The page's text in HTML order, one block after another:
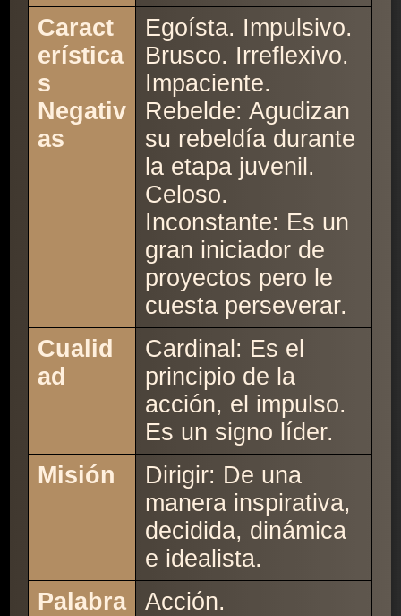
Caract
erística
s
Negativ
as
Egoísta. Impulsivo.
Brusco. Irreflexivo.
Impaciente.
Rebelde: Agudizan
su rebeldía durante
la etapa juvenil.
Celoso.
Inconstante: Es un
gran iniciador de
proyectos pero le
cuesta perseverar.
Cualid
ad
Cardinal: Es el
principio de la
acción, el impulso.
Es un signo líder.
Misión
Dirigir: De una
manera inspirativa,
decidida, dinámica
e idealista.
Palabra
Acción.